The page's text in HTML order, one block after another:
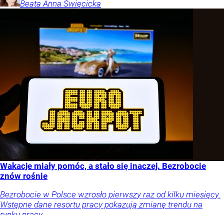
Beata Anna Święcicka
Wakacje miały pomóc, a stało się inaczej. Bezrobocie
znów rośnie
Bezrobocie w Polsce wzrosło pierwszy raz od kilku miesięcy.
Wstępne dane resortu pracy pokazują zmianę trendu na